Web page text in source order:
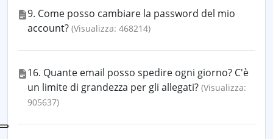
9. Come posso cambiare la password del mio
account? (Visualizza: 468214)
16. Quante email posso spedire ogni giorno? C'è
un limite di grandezza per gli allegati? (Visualizza:
905637)